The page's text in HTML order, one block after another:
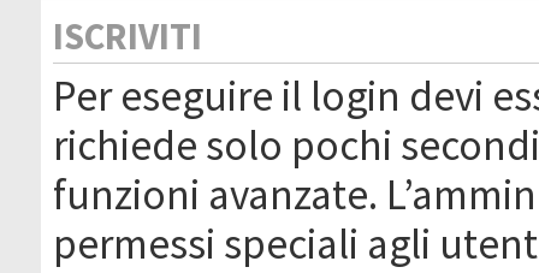
ISCRIVITI
Per eseguire il login devi
richiede solo pochi
funzioni avanzate.
permessi speciali agli